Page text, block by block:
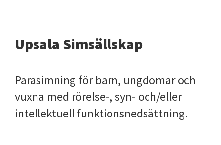
Upsala Simsällskap
Parasimning för barn, ungdomar och
vuxna med rörelse-, syn- och/eller
intellektuell funktionsnedsättning.